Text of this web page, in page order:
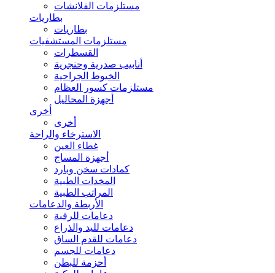
مستلزمات الفلانشات
بطاريات
بطاريات
مستلزمات المستشفيات
القسطرات
أنابيب صدرية وحنجرية
الخيوط الجراحية
مستلزمات كسور العظام
أجهزة المحاليل
أخرى
أخرى
الاسترخاء والراحة
غطاء العين
أجهزة المساج
كمادات سخن وبارد
المخدات الطبية
المراتب الطبية
الأربطة والدعامات
دعامات للرقبة
دعامات لليد والذراع
دعامات للقدم الساق
دعامات للجسم
أحزمة للبطن